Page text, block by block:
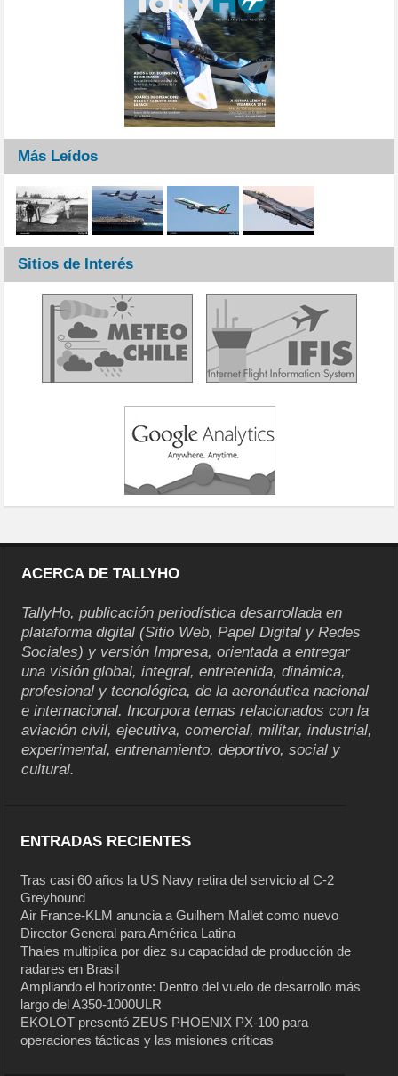
Más Leídos
Sitios de Interés
ACERCA DE TALLYHO
TallyHo, publicación periodística desarrollada en
plataforma digital (Sitio Web, Papel Digital y Redes
Sociales) y versión Impresa, orientada a entregar
una visión global, integral, entretenida, dinámica,
profesional y tecnológica, de la aeronáutica nacional
e internacional. Incorpora temas relacionados con la
aviación civil, ejecutiva, comercial, militar, industrial,
experimental, entrenamiento, deportivo, social y
cultural.
ENTRADAS RECIENTES
Tras casi 60 años la US Navy retira del servicio al C-2
Greyhound
Air France-KLM anuncia a Guilhem Mallet como nuevo
Director General para América Latina
Thales multiplica por diez su capacidad de producción de
radares en Brasil
Ampliando el horizonte: Dentro del vuelo de desarrollo más
largo del A350-1000ULR
EKOLOT presentó ZEUS PHOENIX PX-100 para
operaciones tácticas y las misiones críticas